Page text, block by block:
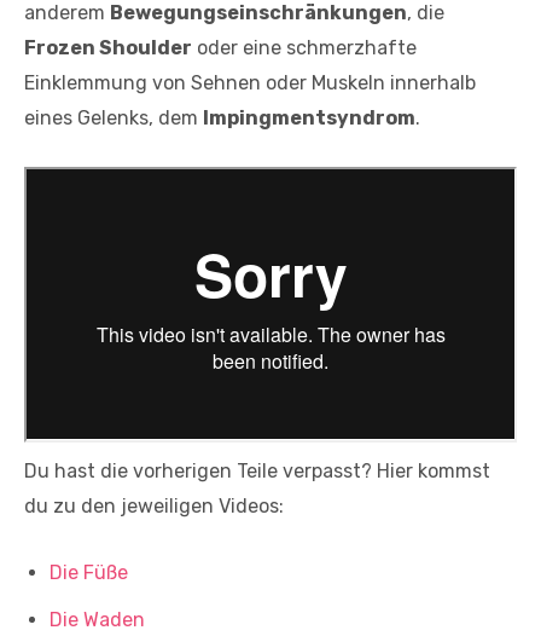
anderem Bewegungseinschränkungen, die
Frozen Shoulder oder eine schmerzhafte
Einklemmung von Sehnen oder Muskeln innerhalb
eines Gelenks, dem Impingmentsyndrom.
Du hast die vorherigen Teile verpasst? Hier kommst
du zu den jeweiligen Videos:
Die Füße
Die Waden